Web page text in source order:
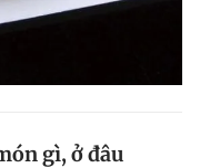
gì, ở đâu